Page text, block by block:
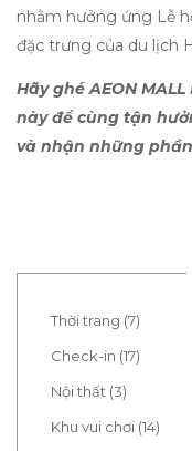
nhằm hưởng ứng Lễ
đặc trưng của du lịch
Hãy ghé AEON
này để cùng tận
và nhận những
Thời trang (7)
Check-in (17)
Nội thất (3)
Khu vui chơi (14)